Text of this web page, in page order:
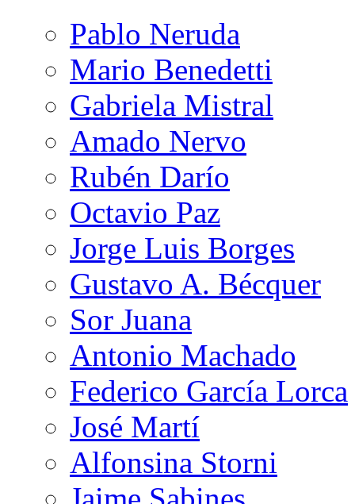
Pablo Neruda
Mario Benedetti
Gabriela Mistral
Amado Nervo
Rubén Darío
Octavio Paz
Jorge Luis Borges
Gustavo A. Bécquer
Sor Juana
Antonio Machado
Federico García Lorca
José Martí
Alfonsina Storni